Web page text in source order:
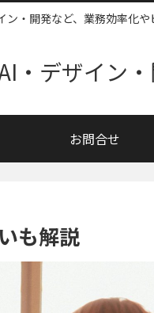
・開発など、業務効率化や
・デザイン
お問合せ
も解説